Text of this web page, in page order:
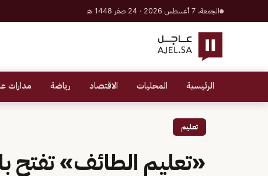
الجمعة، 7 أغسطس 2026 · 24 صفر 1448 هـ
الرئيسية المحليات الاقتصاد رياضة مدارات
تعليم
«تعليم الطائف» تفتح